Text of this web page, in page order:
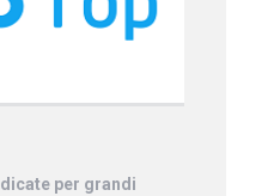
per grandi